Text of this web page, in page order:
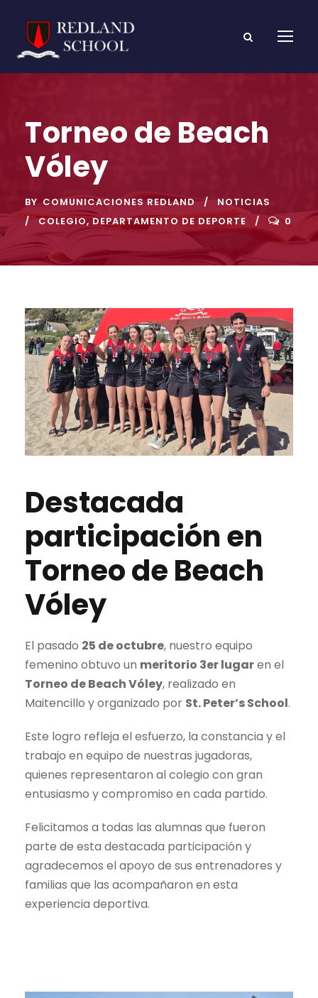
Torneo de Beach
Vóley
BY COMUNICACIONES REDLAND
NOTICIAS
COLEGIO, DEPARTAMENTO DE DEPORTE 0
Destacada
participación en
Torneo de Beach
Vóley
El pasado 25 de octubre, nuestro equipo
femenino obtuvo un meritorio 3er lugaren el
Torneo de Beach Vóley, realizado en
Maitencillo y organizado por St. Peter’s School.
Este logro refleja el esfuerzo, la constancia y el
trabajo en equipo de nuestras jugadoras,
quienes representaron al colegio con gran
entusiasmo y compromiso en cada partido.
Felicitamos a todas las alumnas que fueron
parte de esta destacada participación y
agradecemos el apoyo de sus entrenadores y
familias que las acompañaron en esta
experiencia deportiva.